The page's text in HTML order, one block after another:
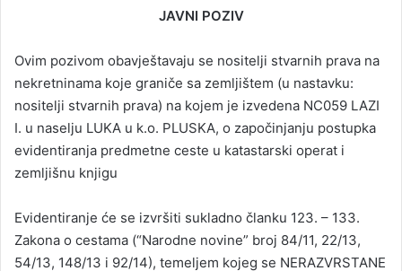
JAVNI POZIV
Ovim pozivom obavještavaju se nositelji stvarnih prava na
nekretninama koje graniče sa zemljištem (u nastavku:
nositelji stvarnih prava) na kojem je izvedena NC059 LAZI
I. u naselju LUKA u k.o. PLUSKA, o započinjanju postupka
evidentiranja predmetne ceste u katastarski operat i
zemljišnu knjigu
Evidentiranje će se izvršiti sukladno članku 123. – 133.
Zakona o cestama (“Narodne novine” broj 84/11, 22/13,
54/13, 148/13 i 92/14), temeljem kojeg se NERAZVRSTANE